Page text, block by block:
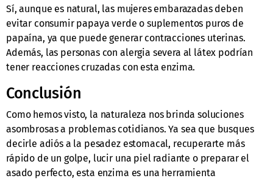
Sí, aunque es natural, las mujeres embarazadas deben
evitar consumir papaya verde o suplementos puros de
papaína, ya que puede generar contracciones uterinas.
Además, las personas con alergia severa al látex podrían
tener reacciones cruzadas con esta enzima.
Conclusión
Como hemos visto, la naturaleza nos brinda soluciones
asombrosas a problemas cotidianos. Ya sea que busques
decirle adiós a la pesadez estomacal, recuperarte más
rápido de un golpe, lucir una piel radiante o preparar el
asado perfecto, esta enzima es una herramienta